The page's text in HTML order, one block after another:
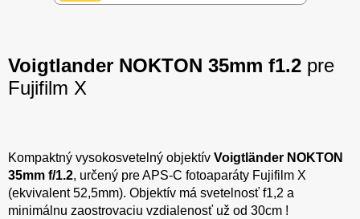
Voigtlander NOKTON 35mm f1.2 pre
Fujifilm X
Kompaktný vysokosvetelný objektív Voigtländer NOKTON
35mm f/1.2, určený pre APS-C fotoaparáty Fujifilm X
(ekvivalent 52,5mm). Objektív má svetelnosť f1,2 a
minimálnu zaostrovaciu vzdialenosť už od 30cm !